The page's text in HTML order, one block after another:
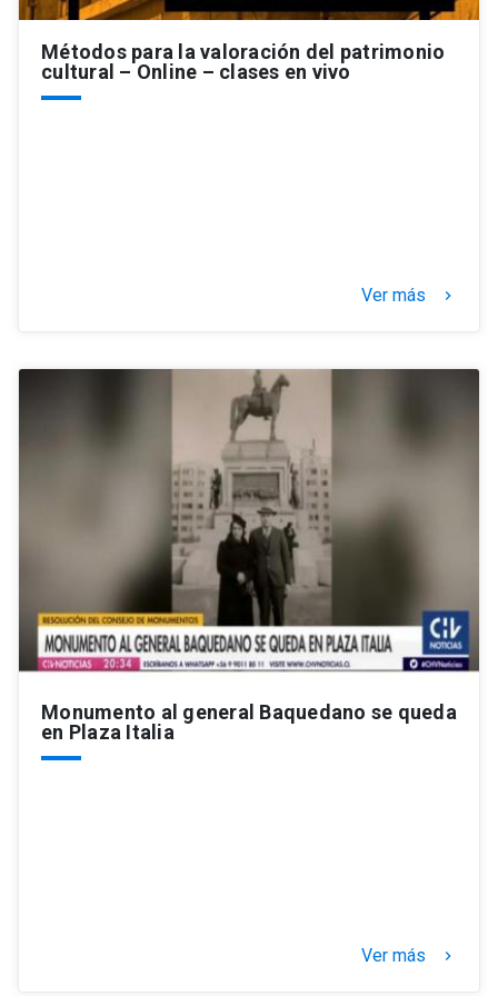
Métodos para la valoración del patrimonio
cultural – Online – clases en vivo
Ver más keyboard_arrow_right
Monumento al general Baquedano se queda
en Plaza Italia
Ver más keyboard_arrow_right